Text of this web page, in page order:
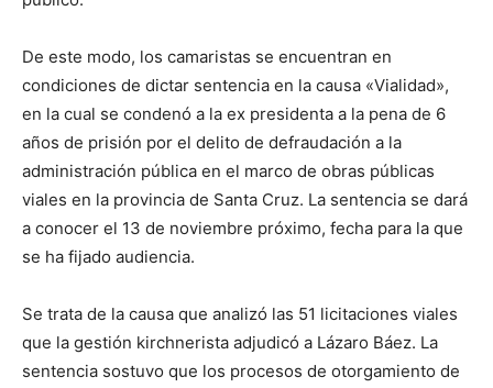
De este modo, los camaristas se encuentran en
condiciones de dictar sentencia en la causa «Vialidad»,
en la cual se condenó a la ex presidenta a la pena de 6
años de prisión por el delito de defraudación a la
administración pública en el marco de obras públicas
viales en la provincia de Santa Cruz. La sentencia se dará
a conocer el 13 de noviembre próximo, fecha para la que
se ha fijado audiencia.
Se trata de la causa que analizó las 51 licitaciones viales
que la gestión kirchnerista adjudicó a Lázaro Báez. La
sentencia sostuvo que los procesos de otorgamiento de